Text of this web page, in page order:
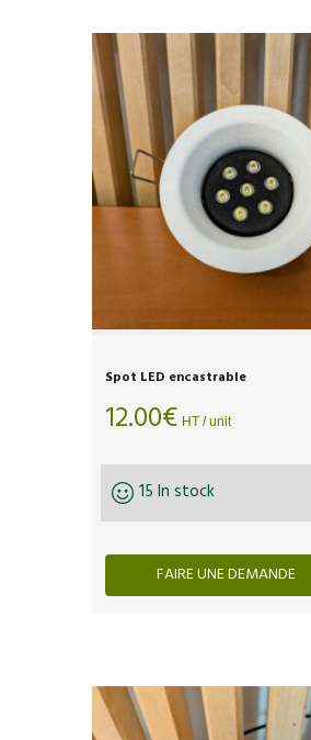
Spot LED encastrable
12.00€ HT / unit
15 In stock
FAIRE UNE DEMANDE